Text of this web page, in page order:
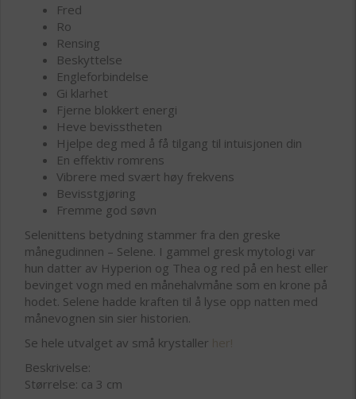
Fred
Ro
Rensing
Beskyttelse
Engleforbindelse
Gi klarhet
Fjerne blokkert energi
Heve bevisstheten
Hjelpe deg med å få tilgang til intuisjonen din
En effektiv romrens
Vibrere med svært høy frekvens
Bevisstgjøring
Fremme god søvn
Selenittens betydning stammer fra den greske
månegudinnen – Selene. I gammel gresk mytologi var
hun datter av Hyperion og Thea og red på en hest eller
bevinget vogn med en månehalvmåne som en krone på
hodet. Selene hadde kraften til å lyse opp natten med
månevognen sin sier historien.
Se hele utvalget av små krystaller her!
Beskrivelse:
Størrelse: ca 3 cm